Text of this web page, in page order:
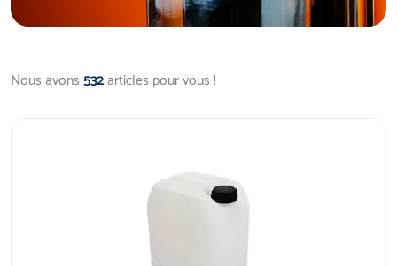
Nous avons532articles pour vous !